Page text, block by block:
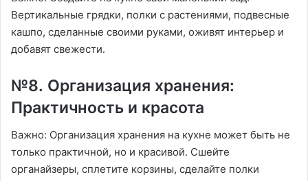
Вертикальные грядки, полки с растениями, подвесные
кашпо, сделанные своими руками, оживят интерьер и
добавят свежести․
№8․ Организация хранения:
Практичность и красота
Важно: Организация хранения на кухне может быть не
только практичной, но и красивой․ Сшейте
органайзеры, сплетите корзины, сделайте полки